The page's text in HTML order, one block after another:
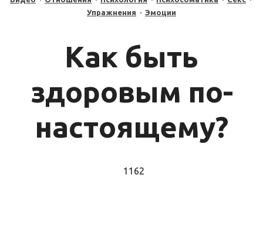
Упражнения · Эмоции
Как быть
здоровым по-
настоящему?
1162